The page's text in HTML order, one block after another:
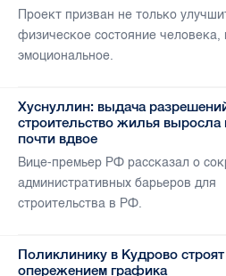
Проект призван не только
физическое состояние человека,
эмоциональное.
Хуснуллин: выдача
строительство жилья выросла
почти вдвое
Вице-премьер РФ рассказал о
административных барьеров для
строительства в РФ.
Поликлинику в Кудрово строят
опережением графика